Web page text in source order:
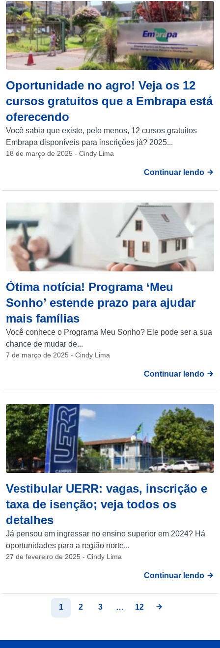
Oportunidade no agro! Veja os 12
cursos gratuitos que a Embrapa está
oferecendo
Você sabia que existe, pelo menos, 12 cursos gratuitos
Embrapa disponíveis para inscrições já? 2025...
18 de março de 2025 - Cindy Lima
Continuar lendo
Ótima notícia! Programa ‘Meu
Sonho’ estende prazo para ajudar
mais famílias
Você conhece o Programa Meu Sonho? Ele pode ser a sua
chance de mudar de...
7 de março de 2025 - Cindy Lima
Continuar lendo
Vestibular UERR: vagas, inscrição e
taxa de isenção; veja todos os
detalhes
Já pensou em ingressar no ensino superior em 2024? Há
oportunidades para a região norte...
27 de fevereiro de 2025 - Cindy Lima
Continuar lendo
1 2 3 … 12